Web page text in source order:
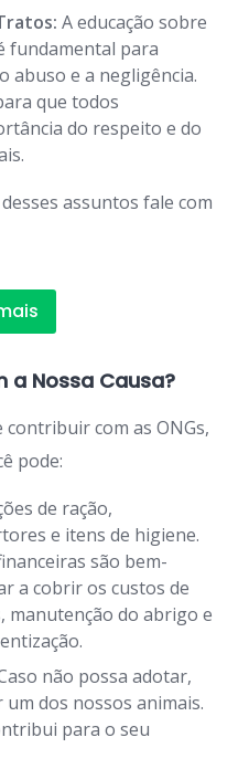
A educação sobre
fundamental para
abuso e a negligência.
que todos
do respeito e do
assuntos fale com
a Nossa Causa?
com as ONGs,
pode:
de ração,
e itens de higiene.
são bem-
a cobrir os custos de
manutenção do abrigo e
não possa adotar,
dos nossos animais.
para o seu